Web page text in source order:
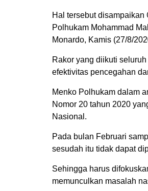
Hal tersebut
Polhukam Mohammad
Monardo, Kamis (27/8/
Rakor yang diikuti
efektivitas pencegahan
Menko Polhukam dalam
Nomor 20 tahun 2020
Nasional.
Pada bulan Februari
sesudah itu tidak dapat
Sehingga harus
memunculkan masalah